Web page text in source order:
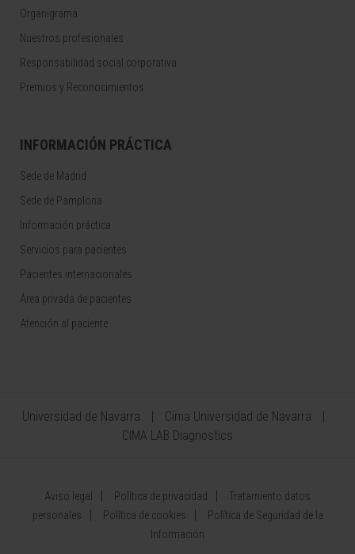
Organigrama
Nuestros profesionales
Responsabilidad social corporativa
Premios y Reconocimientos
INFORMACIÓN PRÁCTICA
Sede de Madrid
Sede de Pamplona
Información práctica
Servicios para pacientes
Pacientes internacionales
Área privada de pacientes
Atención al paciente
Universidad de Navarra
Cima Universidad de Navarra
CIMA LAB Diagnostics
Aviso legal Política de privacidad
Tratamiento datos
personales
Política de cookies
Política de Seguridad de la
Información